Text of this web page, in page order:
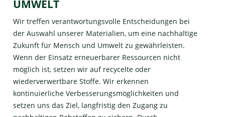
UMWELT
Wir treffen verantwortungsvolle Entscheidungen bei
der Auswahl unserer Materialien, um eine nachhaltige
Zukunft für Mensch und Umwelt zu gewährleisten.
Wenn der Einsatz erneuerbarer Ressourcen nicht
möglich ist, setzen wir auf recycelte oder
wiederverwertbare Stoffe. Wir erkennen
kontinuierliche Verbesserungsmöglichkeiten und
setzen uns das Ziel, langfristig den Zugang zu